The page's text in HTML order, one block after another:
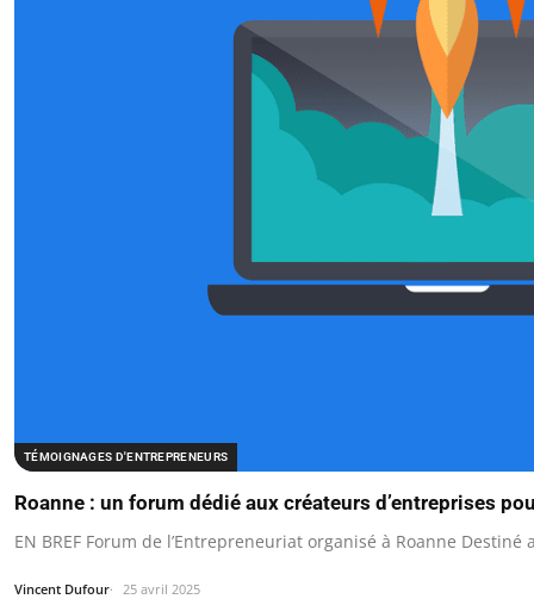
TÉMOIGNAGES D'ENTREPRENEURS
Roanne : un forum dédié aux créateurs d’entreprises
EN BREF Forum de l’Entrepreneuriat organisé à Roanne
Vincent Dufour 25 avril 2025